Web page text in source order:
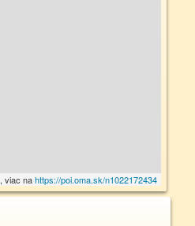
, viac nahttps://poi.oma.sk/n1022172434